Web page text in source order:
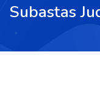
Subastas